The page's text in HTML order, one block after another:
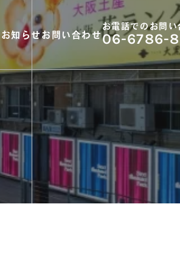
お知らせお問い合わせ
お電話でのお問い
06-6786-